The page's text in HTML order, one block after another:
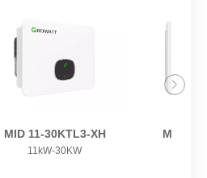
MID 11-30KTL3-XH
11kW-30KW